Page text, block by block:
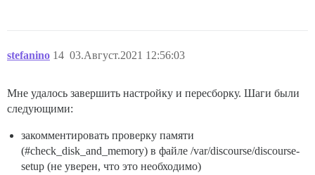
stefanino 03.Август.2021 12:56:03
14
Мне удалось завершить настройку и пересборку. Шаги были
следующими:
закомментировать проверку памяти
(#check_disk_and_memory) в файле /var/discourse/discourse-
setup (не уверен, что это необходимо)